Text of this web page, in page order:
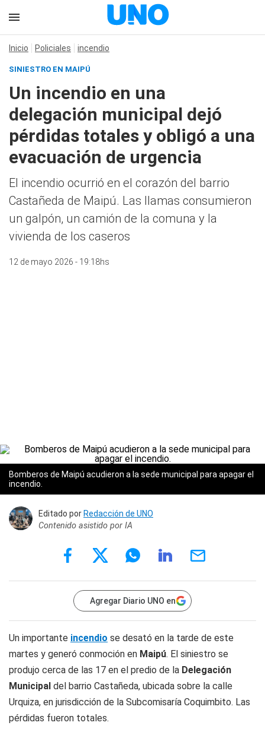
Inicio Policiales incendio
SINIESTRO EN MAIPÚ
Un incendio en una
delegación municipal dejó
pérdidas totales y obligó a una
evacuación de urgencia
El incendio ocurrió en el corazón del barrio
Castañeda de Maipú. Las llamas consumieron
un galpón, un camión de la comuna y la
vivienda de los caseros
12 de mayo 2026 - 19:18hs
Bomberos de Maipú acudieron a la sede municipal para apagar el
incendio.
Editado porRedacción de UNO
Contenido asistido por IA
Agregar Diario UNO en
Un importante incendio se desató en la tarde de este
martes y generó conmoción en Maipú. El siniestro se
produjo cerca de las 17 en el predio de la Delegación
Municipal del barrio Castañeda, ubicada sobre la calle
Urquiza, en jurisdicción de la Subcomisaría Coquimbito. Las
pérdidas fueron totales.